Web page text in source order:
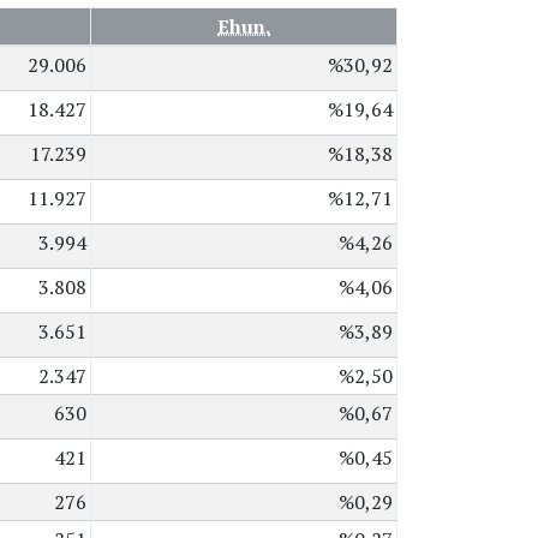
Ehun.
29.006
%30,92
18.427
%19,64
17.239
%18,38
11.927
%12,71
3.994
%4,26
3.808
%4,06
3.651
%3,89
2.347
%2,50
630
%0,67
421
%0,45
276
%0,29